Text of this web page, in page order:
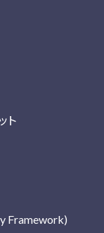
ト
Framework)